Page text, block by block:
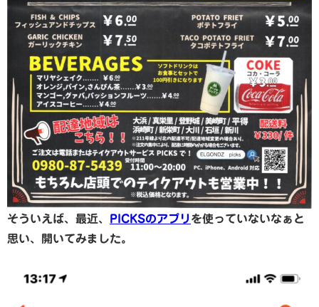
そういえば、最近、 PICKSのアプリ を使っていないなぁと
思い、開いてみました。